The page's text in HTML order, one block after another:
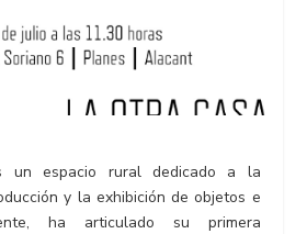
un espacio rural dedicado a la
y la exhibición de objetos e
ha articulado su primera